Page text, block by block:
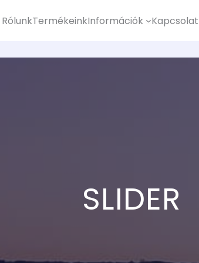
RólunkTermékeinkInformációk Kapcsolat
SLIDER